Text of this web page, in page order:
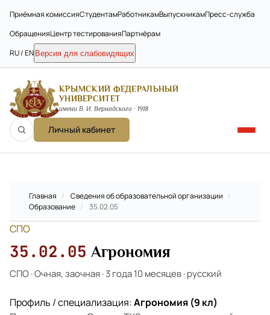
Приёмная комиссияСтудентамРаботникамВыпускникамПресс-служба
ОбращенияЦентр тестированияПартнёрам
RU / EN Версия для слабовидящих
КРЫМСКИЙ ФЕДЕРАЛЬНЫЙ
УНИВЕРСИТЕТ
имени В. И. Вернадского · 1918
Личный кабинет
Главная / Сведения об образовательной организации /
Образование / 35.02.05
СПО
35.02.05 Агрономия
СПО·Очная, заочная·3 года 10 месяцев·русский
Профиль / специализация:Агрономия (9 кл)